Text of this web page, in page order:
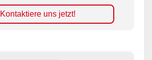
Kontaktiere uns jetzt!